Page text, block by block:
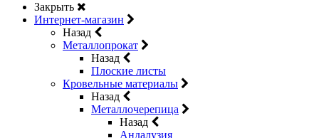
Закрыть
Интернет-магазин
Назад
Металлопрокат
Назад
Плоские листы
Кровельные материалы
Назад
Металлочерепица
Назад
Андалузия